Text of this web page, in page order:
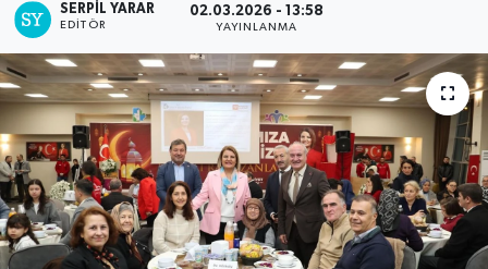
SERPİL YARAR
EDITÖR
02.03.2026 - 13:58
YAYINLANMA